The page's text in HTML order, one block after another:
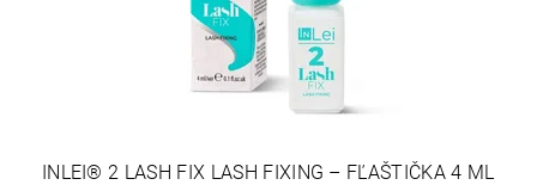
INLEI® 2 LASH FIX LASH FIXING – FĽAŠTIČKA 4 ML